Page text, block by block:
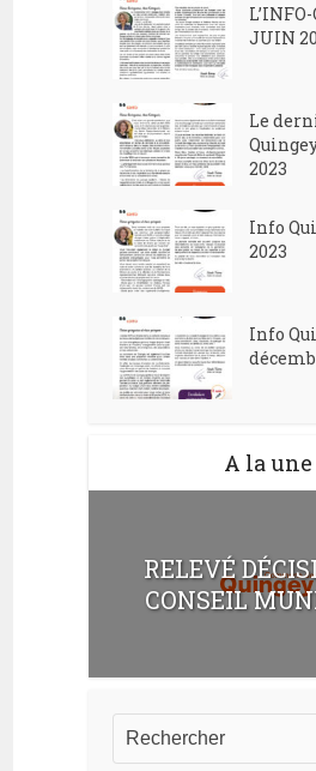
JUIN
Le
2023
Info
2023
Info
A la une
RELEVÉ
CONSEIL